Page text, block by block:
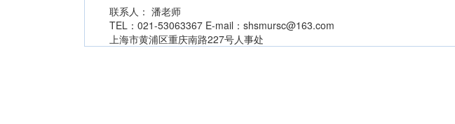
联系人： 潘老师
TEL：021-53063367 E-mail：shsmursc@163.com
上海市黄浦区重庆南路227号人事处